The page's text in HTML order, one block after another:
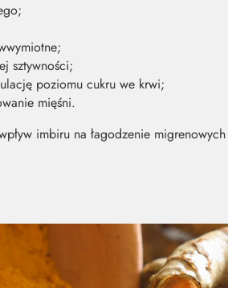
sztywności;
poziomu cukru we krwi;
mięśni.
imbiru na łagodzenie